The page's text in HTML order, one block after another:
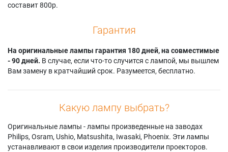
составит 800р.
Гарантия
На оригинальные лампы гарантия 180 дней, на совместимые
- 90 дней. В случае, если что-то случится с лампой, мы вышлем
Вам замену в кратчайший срок. Разумеется, бесплатно.
Какую лампу выбрать?
Оригинальные лампы - лампы произведенные на заводах
Philips, Osram, Ushio, Matsushita, Iwasaki, Phoenix. Эти лампы
устанавливают в свои изделия производители проекторов.